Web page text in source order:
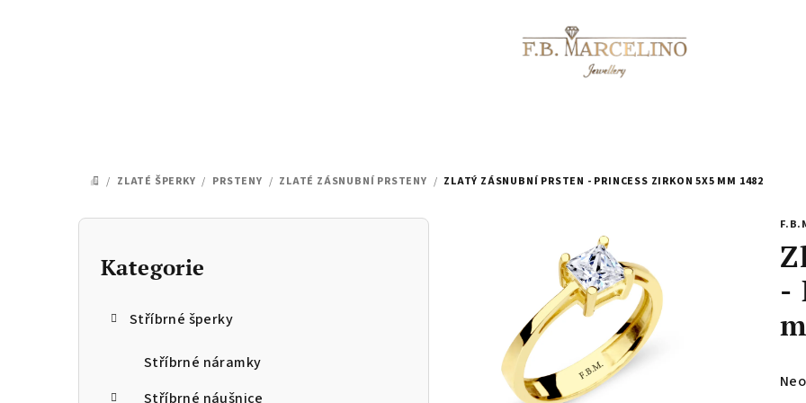
DOMŮ
/ ZLATÉ ŠPERKY / PRSTENY / ZLATÉ ZÁSNUBNÍ PRSTENY / ZLATÝ ZÁSNUBNÍ PRSTEN - PRINCESS ZIRKON 5X5 MM 1482
P
Přeskočit
kategorie
Kategorie
Stříbrné šperky
Stříbrné náramky
Stříbrné náušnice
-